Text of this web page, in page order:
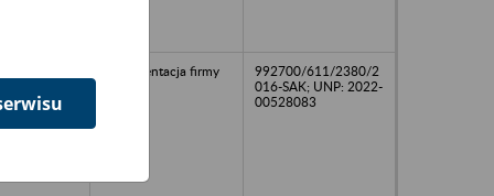
Dokumentacja firmy
992700/611/2380/2
016-SAK; UNP: 2022-
00528083